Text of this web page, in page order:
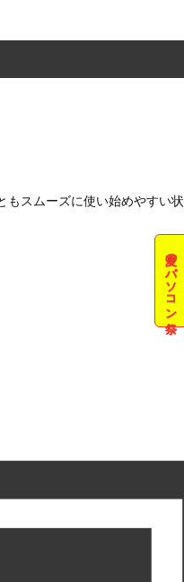
夏のパソコン祭
もスムーズに使い始めやすい